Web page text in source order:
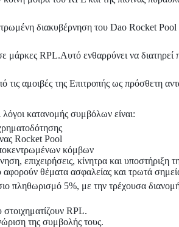
διακυβέρνηση του Dao Rocket
RPL.Αυτό ενθαρρύνει να διατηρεί
αμοιβές της Επιτροπής ως πρόσθετη
κατανομής συμβόλων είναι:
Rocket Pool
κόμβων
επιχειρήσεις, κίνητρα και υποστήριξη
αφορούν θέματα ασφαλείας και τρωτά
πληθωρισμό 5%, με την τρέχουσα
RPL.
της συμβολής τους.